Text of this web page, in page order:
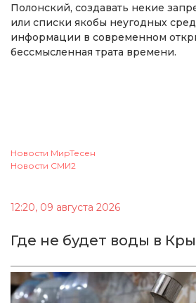
Полонский, создавать некие
или списки якобы неугодных
информации в современном
бессмысленная трата времени.
Новости МирТесен
Новости СМИ2
12:20, 09 августа 2026
Где не будет воды в